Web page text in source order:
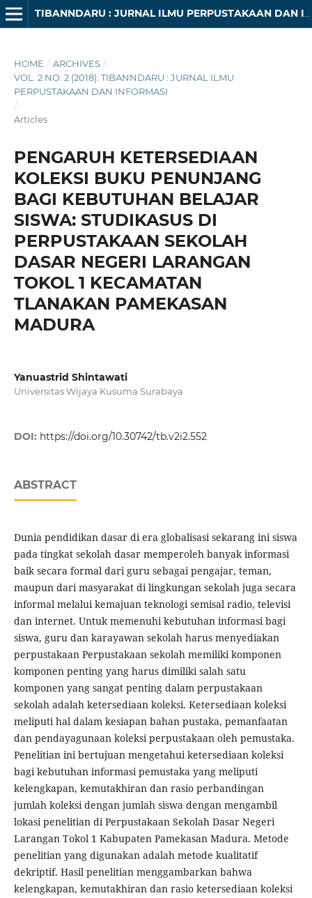
HOME / ARCHIVES /
VOL. 2 NO. 2 (2018): TIBANNDARU : JURNAL ILMU
PERPUSTAKAAN DAN INFORMASI
/
Articles
PENGARUH KETERSEDIAAN
KOLEKSI BUKU PENUNJANG
BAGI KEBUTUHAN BELAJAR
SISWA: STUDIKASUS DI
PERPUSTAKAAN SEKOLAH
DASAR NEGERI LARANGAN
TOKOL 1 KECAMATAN
TLANAKAN PAMEKASAN
MADURA
Yanuastrid Shintawati
Universitas Wijaya Kusuma Surabaya
DOI: https://doi.org/10.30742/tb.v2i2.552
ABSTRACT
Dunia pendidikan dasar di era globalisasi sekarang ini siswa
pada tingkat sekolah dasar memperoleh banyak informasi
baik secara formal dari guru sebagai pengajar, teman,
maupun dari masyarakat di lingkungan sekolah juga secara
informal melalui kemajuan teknologi semisal radio, televisi
dan internet. Untuk memenuhi kebutuhan informasi bagi
siswa, guru dan karayawan sekolah harus menyediakan
perpustakaan Perpustakaan sekolah memiliki komponen
komponen penting yang harus dimiliki salah satu
komponen yang sangat penting dalam perpustakaan
sekolah adalah ketersediaan koleksi. Ketersediaan koleksi
meliputi hal dalam kesiapan bahan pustaka, pemanfaatan
dan pendayagunaan koleksi perpustakaan oleh pemustaka.
Penelitian ini bertujuan mengetahui ketersediaan koleksi
bagi kebutuhan informasi pemustaka yang meliputi
kelengkapan, kemutakhiran dan rasio perbandingan
jumlah koleksi dengan jumlah siswa dengan mengambil
lokasi penelitian di Perpustakaan Sekolah Dasar Negeri
Larangan Tokol 1 Kabupaten Pamekasan Madura. Metode
penelitian yang digunakan adalah metode kualitatif
dekriptif. Hasil penelitian menggambarkan bahwa
kelengkapan, kemutakhiran dan rasio ketersediaan koleksi